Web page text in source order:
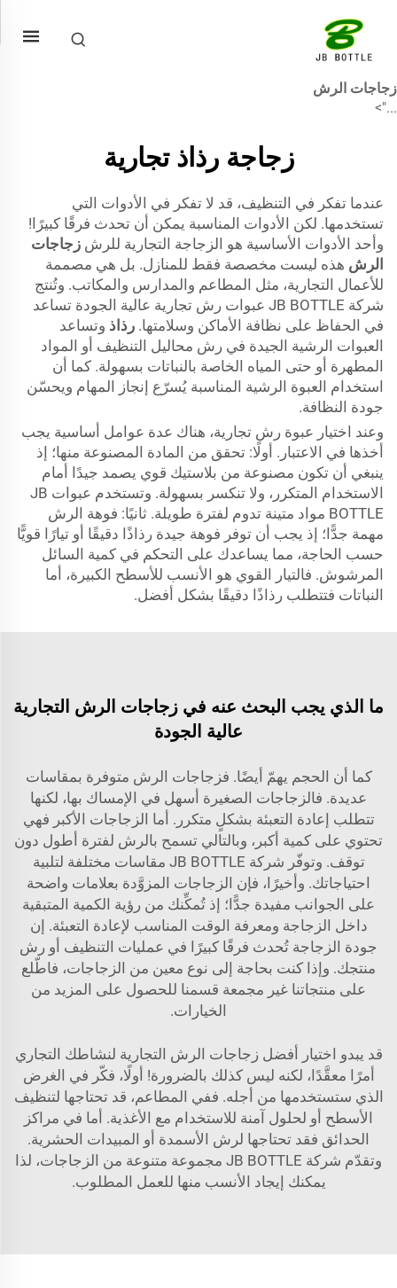
زجاجات الرش
...">
زجاجة رذاذ تجارية
عندما تفكر في التنظيف، قد لا تفكر في الأدوات التي
تستخدمها. لكن الأدوات المناسبة يمكن أن تحدث فرقًا كبيرًا!
وأحد الأدوات الأساسية هو الزجاجة التجارية للرش زجاجات
الرش هذه ليست مخصصة فقط للمنازل. بل هي مصممة
للأعمال التجارية، مثل المطاعم والمدارس والمكاتب. وتُنتج
شركة JB BOTTLE عبوات رش تجارية عالية الجودة تساعد
في الحفاظ على نظافة الأماكن وسلامتها. رذاذ وتساعد
العبوات الرشية الجيدة في رش محاليل التنظيف أو المواد
المطهرة أو حتى المياه الخاصة بالنباتات بسهولة. كما أن
استخدام العبوة الرشية المناسبة يُسرّع إنجاز المهام ويحسّن
جودة النظافة.
وعند اختيار عبوة رش تجارية، هناك عدة عوامل أساسية يجب
أخذها في الاعتبار. أولًا: تحقق من المادة المصنوعة منها؛ إذ
ينبغي أن تكون مصنوعة من بلاستيك قوي يصمد جيدًا أمام
الاستخدام المتكرر، ولا تنكسر بسهولة. وتستخدم عبوات JB
BOTTLE مواد متينة تدوم لفترة طويلة. ثانيًا: فوهة الرش
مهمة جدًّا؛ إذ يجب أن توفر فوهة جيدة رذاذًا دقيقًا أو تيارًا قويًّا
حسب الحاجة، مما يساعدك على التحكم في كمية السائل
المرشوش. فالتيار القوي هو الأنسب للأسطح الكبيرة، أما
النباتات فتتطلب رذاذًا دقيقًا بشكل أفضل.
ما الذي يجب البحث عنه في زجاجات الرش التجارية
عالية الجودة
كما أن الحجم يهمّ أيضًا. فزجاجات الرش متوفرة بمقاسات
عديدة. فالزجاجات الصغيرة أسهل في الإمساك بها، لكنها
تتطلب إعادة التعبئة بشكلٍ متكرر. أما الزجاجات الأكبر فهي
تحتوي على كمية أكبر، وبالتالي تسمح بالرش لفترة أطول دون
توقف. وتوفّر شركة JB BOTTLE مقاسات مختلفة لتلبية
احتياجاتك. وأخيرًا، فإن الزجاجات المزوَّدة بعلامات واضحة
على الجوانب مفيدة جدًّا؛ إذ تُمكِّنك من رؤية الكمية المتبقية
داخل الزجاجة ومعرفة الوقت المناسب لإعادة التعبئة. إن
جودة الزجاجة تُحدث فرقًا كبيرًا في عمليات التنظيف أو رش
منتجك. وإذا كنت بحاجة إلى نوع معين من الزجاجات، فاطّلع
على منتجاتنا غير مجمعة قسمنا للحصول على المزيد من
الخيارات.
قد يبدو اختيار أفضل زجاجات الرش التجارية لنشاطك التجاري
أمرًا معقَّدًا، لكنه ليس كذلك بالضرورة! أولًا، فكّر في الغرض
الذي ستستخدمها من أجله. ففي المطاعم، قد تحتاجها لتنظيف
الأسطح أو لحلول آمنة للاستخدام مع الأغذية. أما في مراكز
الحدائق فقد تحتاجها لرش الأسمدة أو المبيدات الحشرية.
وتقدّم شركة JB BOTTLE مجموعة متنوعة من الزجاجات، لذا
يمكنك إيجاد الأنسب منها للعمل المطلوب.